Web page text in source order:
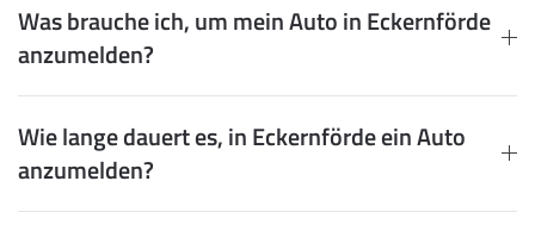
Was brauche ich, um mein Auto in Eckernförde
anzumelden?
Wie lange dauert es, in Eckernförde ein Auto
anzumelden?